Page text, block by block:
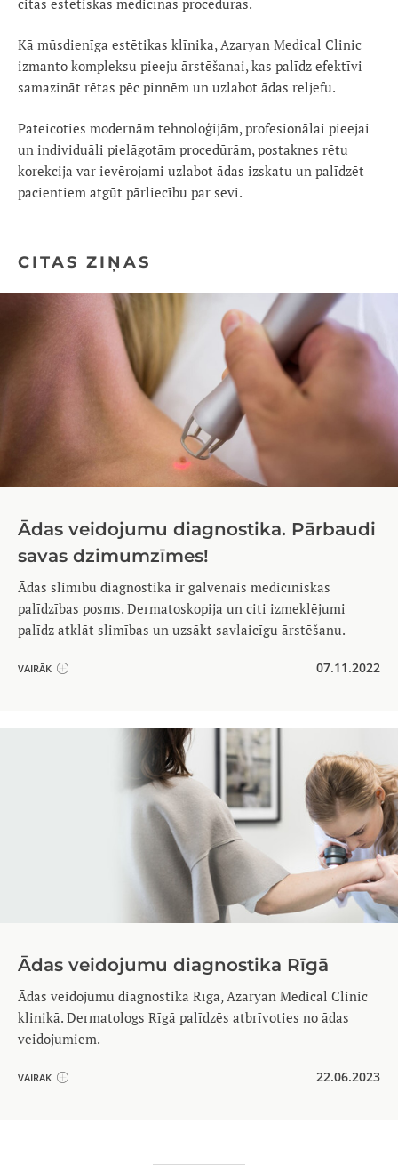
citas estētiskās medicīnas procedūras.
Kā mūsdienīga estētikas klīnika, Azaryan Medical Clinic
izmanto kompleksu pieeju ārstēšanai, kas palīdz efektīvi
samazināt rētas pēc pinnēm un uzlabot ādas reljefu.
Pateicoties modernām tehnoloģijām, profesionālai pieejai
un individuāli pielāgotām procedūrām, postaknes rētu
korekcija var ievērojami uzlabot ādas izskatu un palīdzēt
pacientiem atgūt pārliecību par sevi.
CITAS ZIŅAS
Ādas veidojumu diagnostika. Pārbaudi
savas dzimumzīmes!
Ādas slimību diagnostika ir galvenais medicīniskās
palīdzības posms. Dermatoskopija un citi izmeklējumi
palīdz atklāt slimības un uzsākt savlaicīgu ārstēšanu.
VAIRĀK 07.11.2022
Ādas veidojumu diagnostika Rīgā
Ādas veidojumu diagnostika Rīgā, Azaryan Medical Clinic
klinikā. Dermatologs Rīgā palīdzēs atbrīvoties no ādas
veidojumiem.
VAIRĀK 22.06.2023